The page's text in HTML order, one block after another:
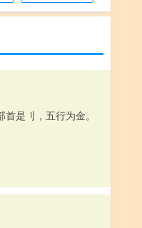
首是刂，五行为金。